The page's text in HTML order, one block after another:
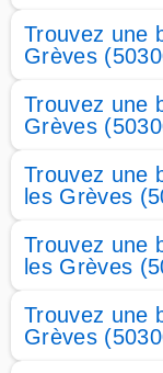
Trouvez une
Grèves
Trouvez une
Grèves
Trouvez une
les Grèves
Trouvez une
les Grèves
Trouvez une
Grèves